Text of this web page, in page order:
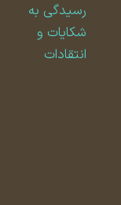
رسیدگی به
شکایات و
انتقادات